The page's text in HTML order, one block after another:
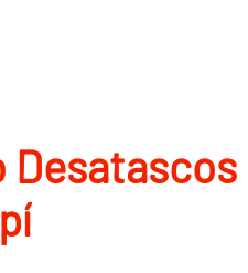
Desatascos